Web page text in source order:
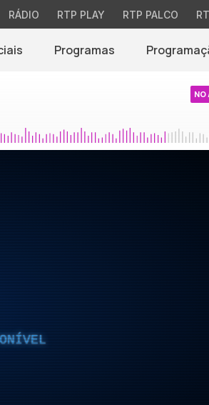
RÁDIO RTP PLAY RTP PALCO
Programas
NO